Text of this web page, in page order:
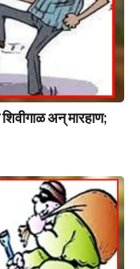
अन् मारहाण;